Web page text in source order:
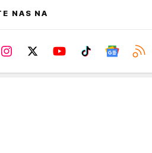
NAS NA